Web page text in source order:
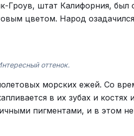
Гроув, штат Калифорния, был
цветом. Народ
оттенок.
морских ежей. Со
в их зубах и
пигментами, и в этом